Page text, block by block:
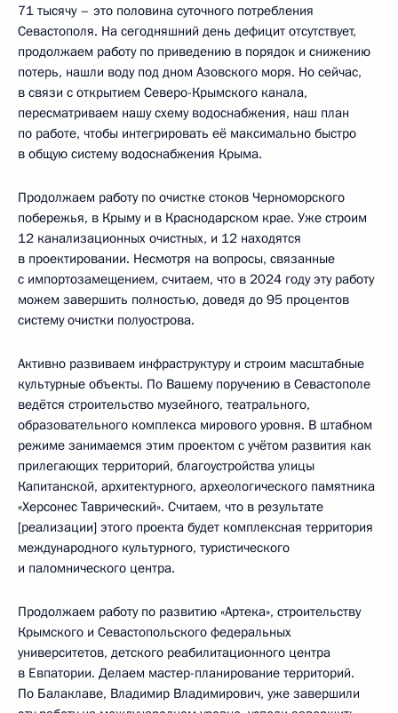
71 тысячу – это половина суточного потребления
Севастополя. На сегодняшний день дефицит отсутствует,
продолжаем работу по приведению в порядок и снижению
потерь, нашли воду под дном Азовского моря. Но сейчас,
в связи с открытием Северо-Крымского канала,
пересматриваем нашу схему водоснабжения, наш план
по работе, чтобы интегрировать её максимально быстро
в общую систему водоснабжения Крыма.
Продолжаем работу по очистке стоков Черноморского
побережья, в Крыму и в Краснодарском крае. Уже строим
12 канализационных очистных, и 12 находятся
в проектировании. Несмотря на вопросы, связанные
с импортозамещением, считаем, что в 2024 году эту работу
можем завершить полностью, доведя до 95 процентов
систему очистки полуострова.
Активно развиваем инфраструктуру и строим масштабные
культурные объекты. По Вашему поручению в Севастополе
ведётся строительство музейного, театрального,
образовательного комплекса мирового уровня. В штабном
режиме занимаемся этим проектом с учётом развития как
прилегающих территорий, благоустройства улицы
Капитанской, архитектурного, археологического памятника
«Херсонес Таврический». Считаем, что в результате
[реализации] этого проекта будет комплексная территория
международного культурного, туристического
и паломнического центра.
Продолжаем работу по развитию «Артека», строительству
Крымского и Севастопольского федеральных
университетов, детского реабилитационного центра
в Евпатории. Делаем мастер-планирование территорий.
По Балаклаве, Владимир Владимирович, уже завершили